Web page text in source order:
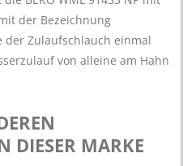
der Bezeichnung
der Zulaufschlauch einmal
von alleine am Hahn
DIESER MARKE